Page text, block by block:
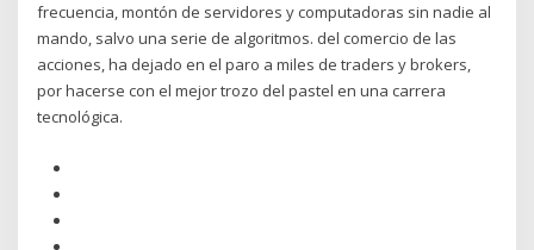
frecuencia, montón de servidores y computadoras sin nadie al
mando, salvo una serie de algoritmos. del comercio de las
acciones, ha dejado en el paro a miles de traders y brokers,
por hacerse con el mejor trozo del pastel en una carrera
tecnológica.